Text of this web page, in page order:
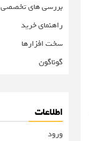
بررسی های تخصصی
راهنمای خرید
سخت افزارها
گوناگون
اطلاعات
ورود